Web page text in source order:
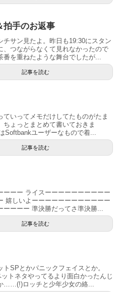
拍手のお返事
チサン見たよ。昨日も19:30にスタン
、つながらなくて見れなかったので
番を重ねたような舞台でしたが...
記事を読む
ていってメモだけしてたものがたま
ちょっとまとめて書いておきま
ユーザーなもので着...
記事を読む
ーーー ライスーーーーーーーーーー
嬉しいよーーーーーーーーーーーー
ーーーー 準決勝だってさ準決勝...
記事を読む
トSPとかパニックフェイスとか。
トネタやってるより面白かったんじ
……(!)ロッチと少年少女の絡...